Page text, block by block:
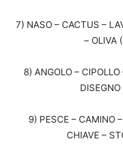
7) NASO – CACTUS –
– OLIVA
8) ANGOLO –
9) PESCE – CAMINO
CHIAVE –